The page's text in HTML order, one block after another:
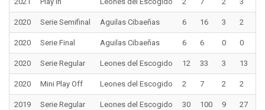
2020 Serie Semifinal Aguilas Cibaeñas 6 16 3 2
2020 Serie Final Aguilas Cibaeñas 6 6 0 0
2020 Serie Regular Leones del Escogido 12 33 3 13
2020 Mini Play Off Leones del Escogido 2 7 2 2
2019 Serie Regular Leones del Escogido 30 100 9 27